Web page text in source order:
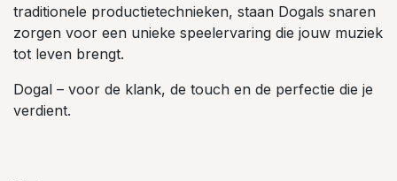
traditionele productietechnieken, staan Dogals snaren
zorgen voor een unieke speelervaring die jouw muziek
tot leven brengt.
Dogal – voor de klank, de touch en de perfectie die je
verdient.